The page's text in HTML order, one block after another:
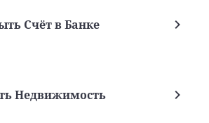
Счёт в Банке
Недвижимость